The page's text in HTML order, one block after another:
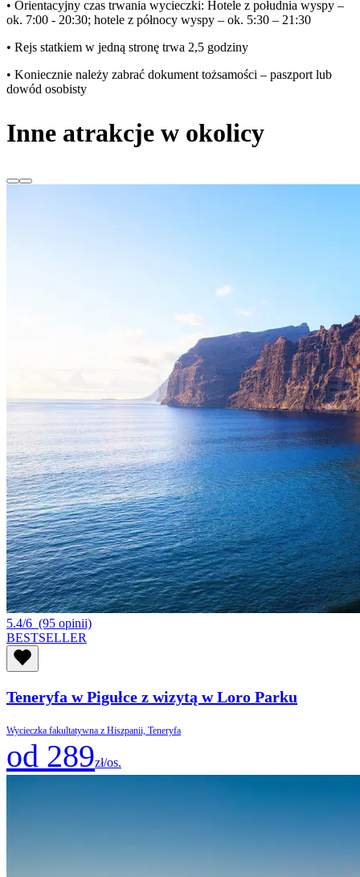
• Orientacyjny czas trwania wycieczki: Hotele z południa wyspy –
ok. 7:00 - 20:30; hotele z północy wyspy – ok. 5:30 – 21:30
• Rejs statkiem w jedną stronę trwa 2,5 godziny
• Koniecznie należy zabrać dokument tożsamości – paszport lub
dowód osobisty
Inne atrakcje w okolicy
5.4/6 (95 opinii)
BESTSELLER
Teneryfa w Pigułce z wizytą w Loro Parku
Wycieczka fakultatywna z Hiszpanii, Teneryfa
od 289zł/os.